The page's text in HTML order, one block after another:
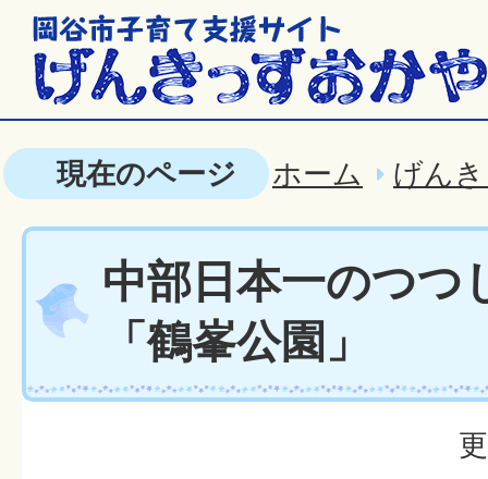
現在のページ ホーム げん
中部日本一のつつ
「鶴峯公園」